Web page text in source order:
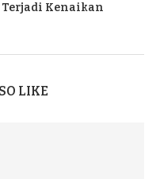
Terjadi Kenaikan
LIKE